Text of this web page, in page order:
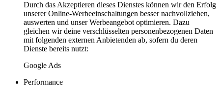
Durch das Akzeptieren dieses Dienstes können wir den Erfolg
unserer Online-Werbeeinschaltungen besser nachvollziehen,
auswerten und unser Werbeangebot optimieren. Dazu
gleichen wir deine verschlüsselten personenbezogenen Daten
mit folgenden externen Anbietenden ab, sofern du deren
Dienste bereits nutzt:
Google Ads
Performance